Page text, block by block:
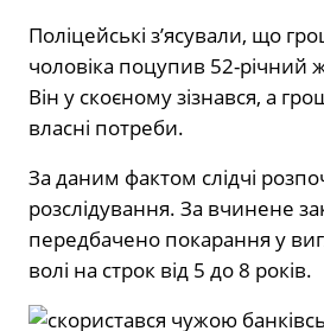
Поліцейські з’ясували, що
чоловіка поцупив 52-річний
Він у скоєному зізнався, а
власні потреби.
За даним фактом слідчі
розслідування. За вчинене
передбачено покарання у
волі на строк від 5 до 8 років.